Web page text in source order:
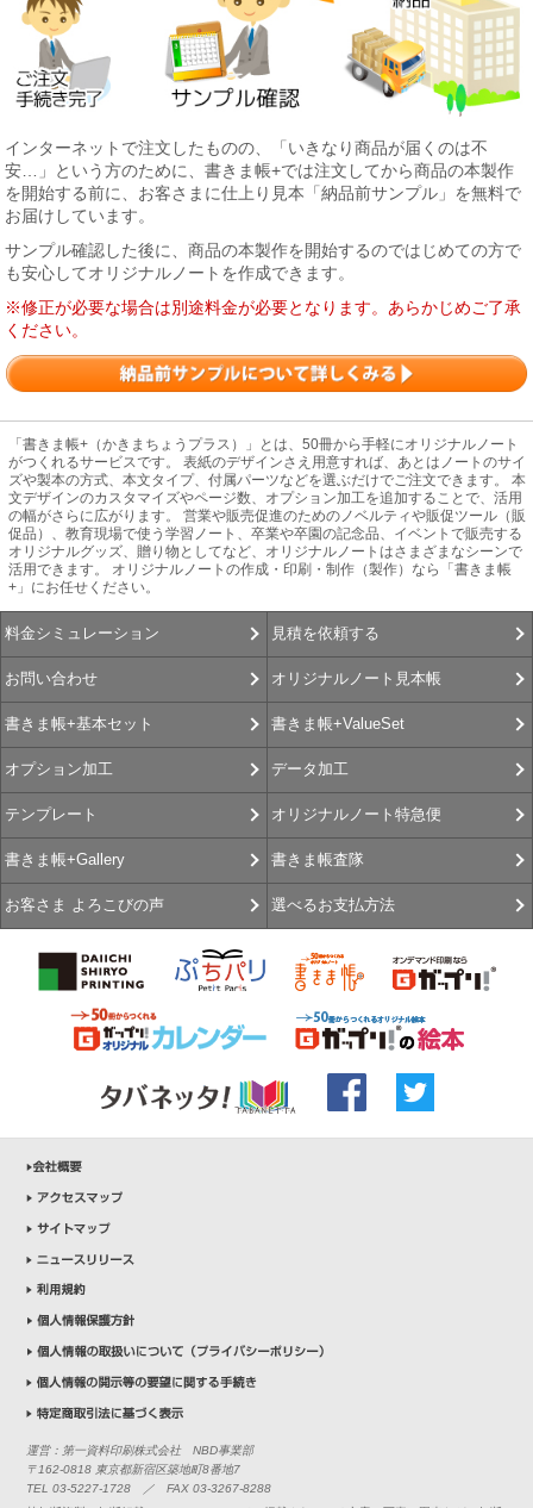
インターネットで注文したものの、「いきなり商品が届くのは不
安…」という方のために、書きま帳+では注文してから商品の本製作
を開始する前に、お客さまに仕上り見本「納品前サンプル」を無料で
お届けしています。
サンプル確認した後に、商品の本製作を開始するのではじめての方で
も安心してオリジナルノートを作成できます。
※修正が必要な場合は別途料金が必要となります。あらかじめご了承
ください。
「書きま帳+（かきまちょうプラス）」とは、50冊から手軽にオリジナルノート
がつくれるサービスです。 表紙のデザインさえ用意すれば、あとはノートのサイ
ズや製本の方式、本文タイプ、付属パーツなどを選ぶだけでご注文できます。 本
文デザインのカスタマイズやページ数、オプション加工を追加することで、活用
の幅がさらに広がります。 営業や販売促進のためのノベルティや販促ツール（販
促品）、教育現場で使う学習ノート、卒業や卒園の記念品、イベントで販売する
オリジナルグッズ、贈り物としてなど、オリジナルノートはさまざまなシーンで
活用できます。 オリジナルノートの作成・印刷・制作（製作）なら「書きま帳
+」にお任せください。
料金シミュレーション 見積を依頼する
お問い合わせ オリジナルノート見本帳
書きま帳+基本セット 書きま帳+ValueSet
オプション加工 データ加工
テンプレート オリジナルノート特急便
書きま帳+Gallery 書きま帳査隊
お客さま よろこびの声 選べるお支払方法
運営：第一資料印刷株式会社 NBD事業部
〒162-0818 東京都新宿区築地町8番地7
TEL 03-5227-1728 ／ FAX 03-3267-8288